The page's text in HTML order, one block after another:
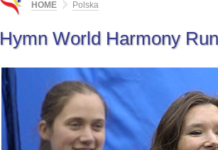
HOME Polska
Hymn World Harmony Run